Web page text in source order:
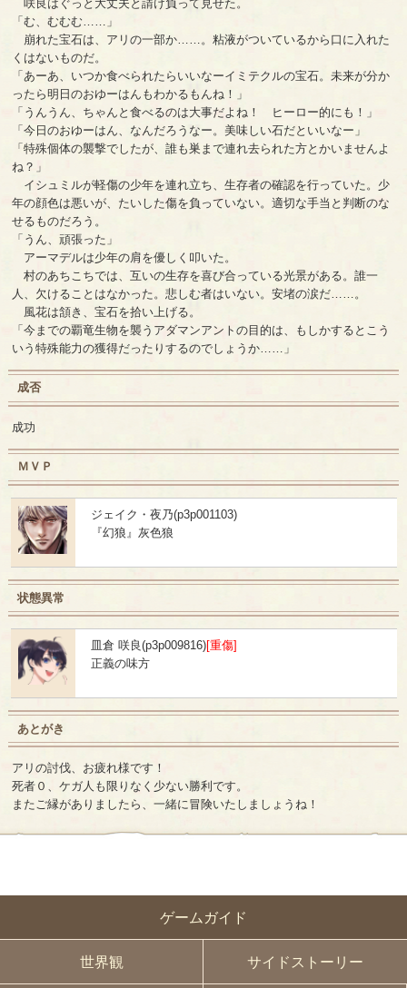
ゲームガイド
世界観 サイドストーリー
咲良はぐっと大丈夫と請け負って見せた。
「む、むむむ……」
崩れた宝石は、アリの一部か……。粘液がついているから口に入れた
くはないものだ。
「あーあ、いつか食べられたらいいなーイミテクルの宝石。未来が分か
ったら明日のおゆーはんもわかるもんね！」
「うんうん、ちゃんと食べるのは大事だよね！ ヒーロー的にも！」
「今日のおゆーはん、なんだろうなー。美味しい石だといいなー」
「特殊個体の襲撃でしたが、誰も巣まで連れ去られた方とかいませんよ
ね？」
イシュミルが軽傷の少年を連れ立ち、生存者の確認を行っていた。少
年の顔色は悪いが、たいした傷を負っていない。適切な手当と判断のな
せるものだろう。
「うん、頑張った」
アーマデルは少年の肩を優しく叩いた。
村のあちこちでは、互いの生存を喜び合っている光景がある。誰一
人、欠けることはなかった。悲しむ者はいない。安堵の涙だ……。
風花は頷き、宝石を拾い上げる。
「今までの覇竜生物を襲うアダマンアントの目的は、もしかするとこう
いう特殊能力の獲得だったりするのでしょうか……」
成否
成功
ＭＶＰ
ジェイク・夜乃(p3p001103)
『幻狼』灰色狼
状態異常
皿倉 咲良(p3p009816)[重傷]
正義の味方
あとがき
アリの討伐、お疲れ様です！
死者０、ケガ人も限りなく少ない勝利です。
またご縁がありましたら、一緒に冒険いたしましょうね！